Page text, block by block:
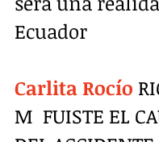
Ecuador
Carlita Rocío
M  FUISTE EL